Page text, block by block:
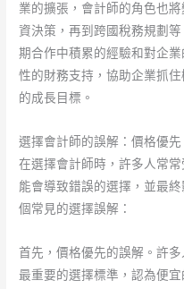
業的擴張，會計師的角色也
資決策，再到跨國稅務規劃
期合作中積累的經驗和對企
性的財務支持，協助企業抓
的成長目標。
選擇會計師的誤解：價格優
在選擇會計師時，許多人常
能會導致錯誤的選擇，並最
個常見的選擇誤解：
首先，價格優先的誤解。許
最重要的選擇標準，認為便